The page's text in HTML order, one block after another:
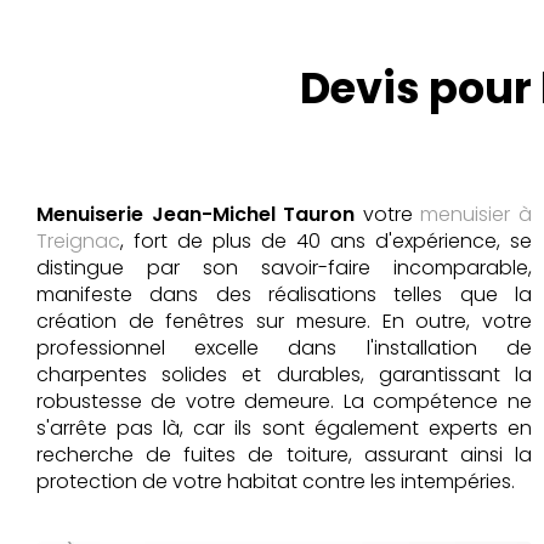
Devis
Menuiserie Jean-Michel Tauron votre menuisier à
Treignac, fort de plus de 40 ans d'expérience, se
distingue par son savoir-faire incomparable,
manifeste dans des réalisations telles que la
création de fenêtres sur mesure. En outre, votre
professionnel excelle dans l'installation de
charpentes solides et durables, garantissant la
robustesse de votre demeure. La compétence ne
s'arrête pas là, car ils sont également experts en
recherche de fuites de toiture, assurant ainsi la
protection de votre habitat contre les intempéries.